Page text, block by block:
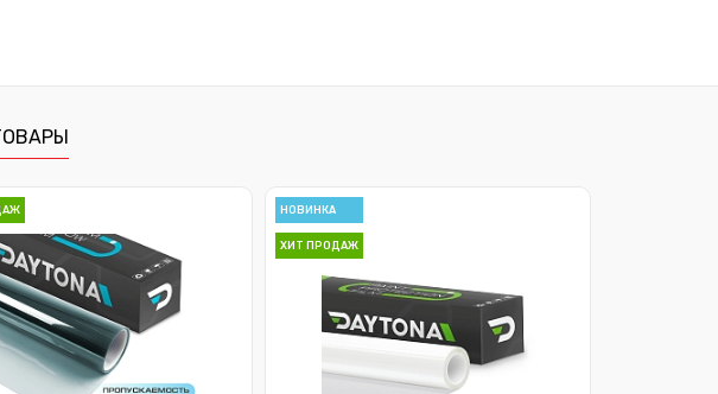
НОВИНКА
ХИТ ПРОДАЖ